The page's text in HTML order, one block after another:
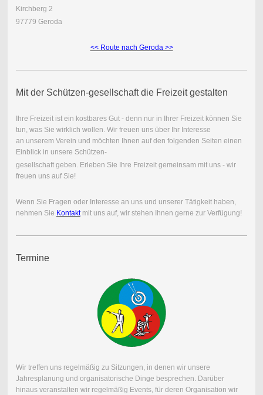
Kirchberg 2
97779 Geroda
<< Route nach Geroda >>
Mit der Schützen-gesellschaft die Freizeit gestalten
Ihre Freizeit ist ein kostbares Gut - denn nur in Ihrer Freizeit können Sie
tun, was Sie wirklich wollen. Wir freuen uns über Ihr Interesse
an unserem Verein und möchten Ihnen auf den folgenden Seiten einen
Einblick in unsere Schützen-
gesellschaft geben. Erleben Sie Ihre Freizeit gemeinsam mit uns - wir
freuen uns auf Sie!
Wenn Sie Fragen oder Interesse an uns und unserer Tätigkeit haben,
nehmen Sie Kontaktmit uns auf, wir stehen Ihnen gerne zur Verfügung!
Termine
Wir treffen uns regelmäßig zu Sitzungen, in denen wir unsere
Jahresplanung und organisatorische Dinge besprechen. Darüber
hinaus veranstalten wir regelmäßig Events, für deren Organisation wir